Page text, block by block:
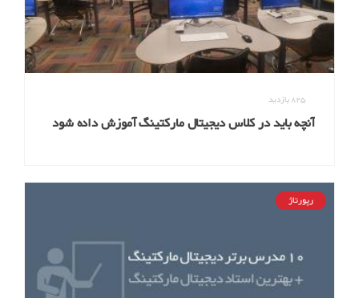
825بازدید
آنچه باید در کلاس دیجیتال مارکتینگ آموزش داده شود
رپورتاژ